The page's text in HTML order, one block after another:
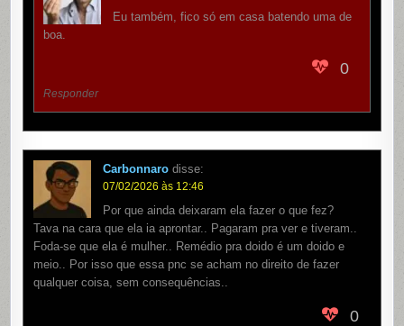
Eu também, fico só em casa batendo uma de
boa.
0
Responder
Carbonnaro disse:
07/02/2026 às 12:46
Por que ainda deixaram ela fazer o que fez?
Tava na cara que ela ia aprontar.. Pagaram pra ver e tiveram..
Foda-se que ela é mulher.. Remédio pra doido é um doido e
meio.. Por isso que essa pnc se acham no direito de fazer
qualquer coisa, sem consequências..
0